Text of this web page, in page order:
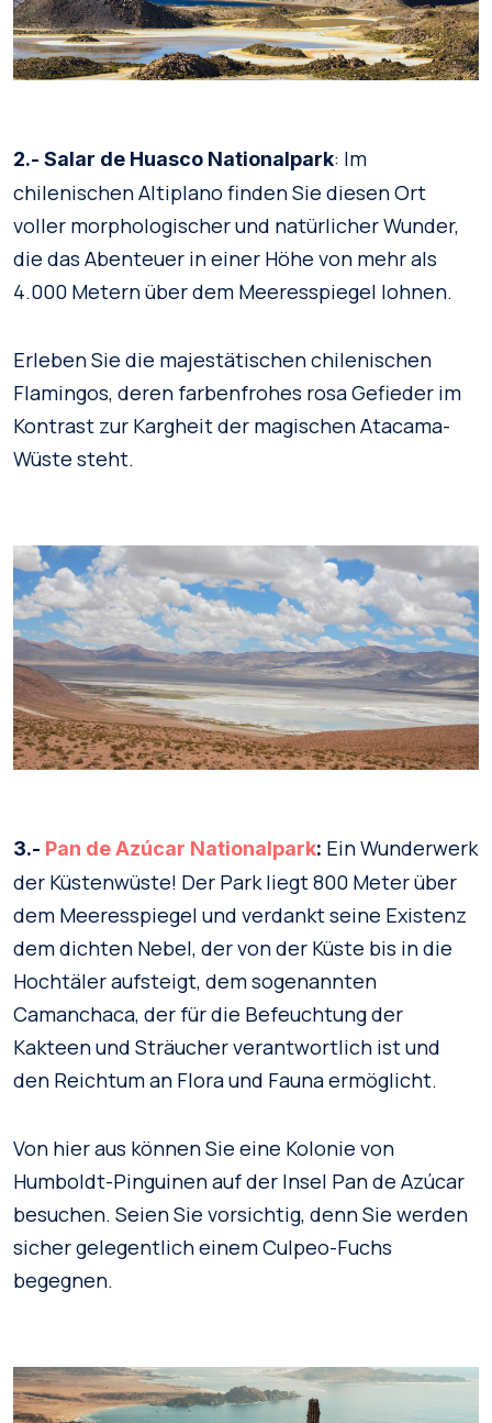
2.- Salar de Huasco Nationalpark: Im
chilenischen Altiplano finden Sie diesen Ort
voller morphologischer und natürlicher Wunder,
die das Abenteuer in einer Höhe von mehr als
4.000 Metern über dem Meeresspiegel lohnen.
Erleben Sie die majestätischen chilenischen
Flamingos, deren farbenfrohes rosa Gefieder im
Kontrast zur Kargheit der magischen Atacama-
Wüste steht.
3.- Pan de Azúcar Nationalpark: Ein Wunderwerk
der Küstenwüste! Der Park liegt 800 Meter über
dem Meeresspiegel und verdankt seine Existenz
dem dichten Nebel, der von der Küste bis in die
Hochtäler aufsteigt, dem sogenannten
Camanchaca, der für die Befeuchtung der
Kakteen und Sträucher verantwortlich ist und
den Reichtum an Flora und Fauna ermöglicht.
Von hier aus können Sie eine Kolonie von
Humboldt-Pinguinen auf der Insel Pan de Azúcar
besuchen. Seien Sie vorsichtig, denn Sie werden
sicher gelegentlich einem Culpeo-Fuchs
begegnen.